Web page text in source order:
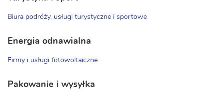
Biura podróży, usługi turystyczne i sportowe
Energia odnawialna
Firmy i usługi fotowoltaiczne
Pakowanie i wysyłka